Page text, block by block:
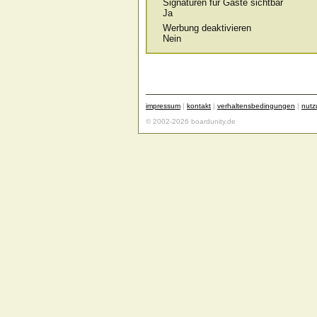
Signaturen für Gäste sichtbar
Ja
Werbung deaktivieren
Nein
impressum | kontakt | verhaltensbedingungen |
© 2002-2026 boardunity.de